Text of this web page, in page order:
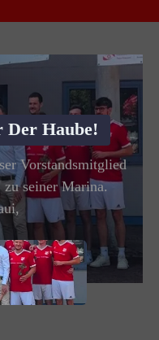
T
E
N
Der Haube!
Vorstandsmitglied
seiner Marina.